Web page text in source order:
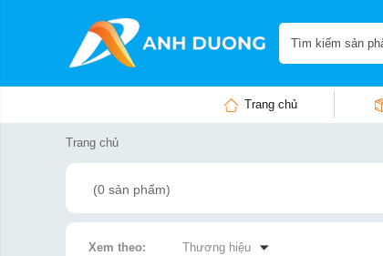
Trang chủ
Trang chủ
(0 sản phẩm)
Xem theo: Thương hiệu